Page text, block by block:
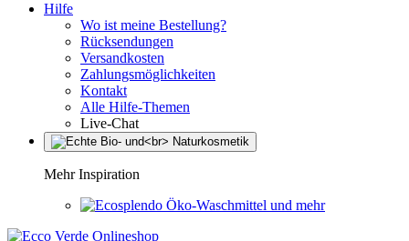
Hilfe
Wo ist meine Bestellung?
Rücksendungen
Versandkosten
Zahlungsmöglichkeiten
Kontakt
Alle Hilfe-Themen
Live-Chat
Mehr Inspiration
Öko-Waschmittel und mehr